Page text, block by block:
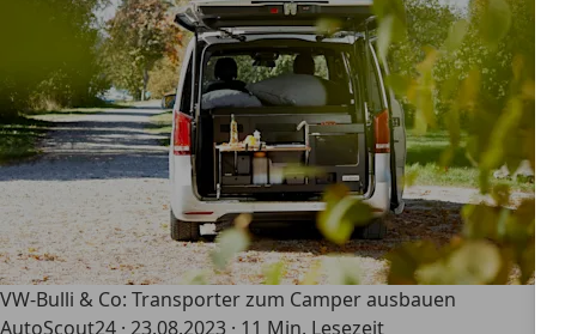
VW-Bulli & Co: Transporter zum Camper ausbauen
AutoScout24 · 23.08.2023 · 11 Min. Lesezeit